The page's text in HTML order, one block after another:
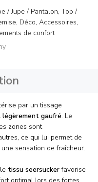
/ Jupe / Pantalon, Top /
Déco, Accessoires,
de confort
par un tissage
gaufré. Le
zones sont
ce qui lui permet de
une sensation de fraîcheur.
tissu seersuckerfavorise